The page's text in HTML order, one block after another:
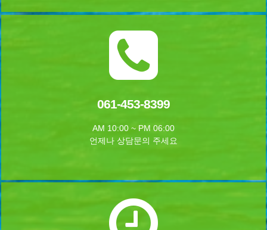
061-453-8399
AM 10:00 ~ PM 06:00
언제나 상담문의 주세요